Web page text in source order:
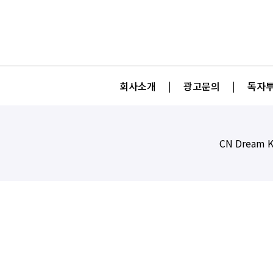
회사소개 | 광고문의 | 독자
CN Dream